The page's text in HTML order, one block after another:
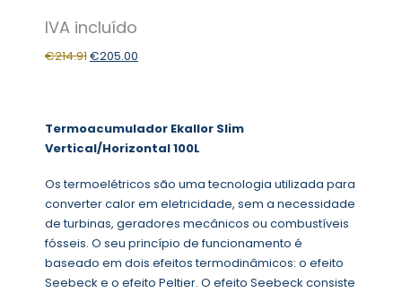
€214.91€205.00
Termoacumulador Ekallor Slim
Vertical/Horizontal 100L
Os termoelétricos são uma tecnologia utilizada para
converter calor em eletricidade, sem a necessidade
de turbinas, geradores mecânicos ou combustíveis
fósseis. O seu princípio de funcionamento é
baseado em dois efeitos termodinâmicos: o efeito
Seebeck e o efeito Peltier. O efeito Seebeck consiste